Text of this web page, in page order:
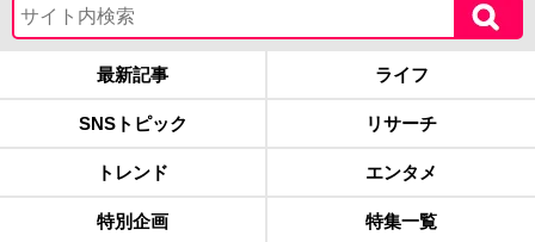
最新記事 ライフ
SNSトピック リサーチ
トレンド エンタメ
特別企画 特集一覧